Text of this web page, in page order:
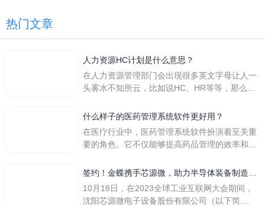
热门文章
人力资源HC计划是什么意思？
在人力资源管理部门会出现很多英文字母让人一
头雾水不知所云，比如说HC、HR等等，那么它
么呢？
什么样子的医药管理系统软件更好用？
在医疗行业中，医药管理系统软件扮演着至关重
要的角色。它不仅能够提高药品管理的效率和准
一个好用的医药管理系统软件应具备以下特点。
地进行操作。 复杂的
签约！金蝶携手芯源微，助力半导体装备制造领
先企业迈向世界
10月18日，在2023全球工业互联网大会期间，
沈阳芯源微电子设备股份有限公司（以下简